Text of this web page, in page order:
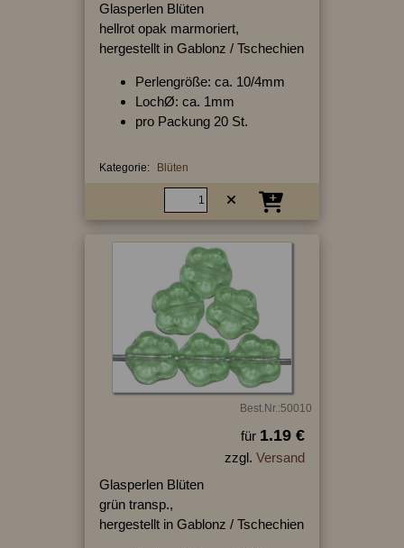
Glasperlen Blüten
hellrot opak marmoriert,
hergestellt in Gablonz / Tschechien
Perlengröße: ca. 10/4mm
LochØ: ca. 1mm
pro Packung 20 St.
Kategorie: Blüten
Best.Nr.:50010
für 1.19 €
zzgl. Versand
Glasperlen Blüten
grün transp.,
hergestellt in Gablonz / Tschechien